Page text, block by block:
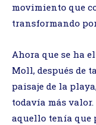
movimiento que
transformando
Ahora que se ha
Moll, después de
paisaje de la
todavía más
aquello tenía que